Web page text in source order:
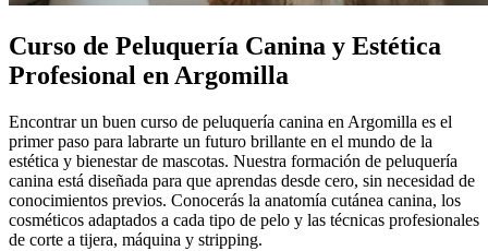
Curso de Peluquería Canina y Estética
Profesional en Argomilla
Encontrar un buen curso de peluquería canina en Argomilla es el
primer paso para labrarte un futuro brillante en el mundo de la
estética y bienestar de mascotas. Nuestra formación de peluquería
canina está diseñada para que aprendas desde cero, sin necesidad de
conocimientos previos. Conocerás la anatomía cutánea canina, los
cosméticos adaptados a cada tipo de pelo y las técnicas profesionales
de corte a tijera, máquina y stripping.